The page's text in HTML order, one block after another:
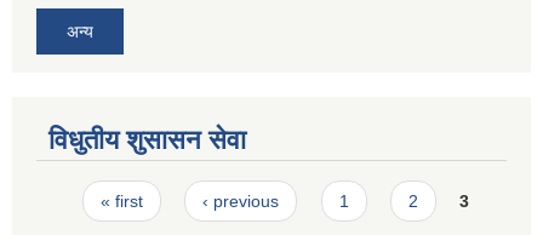
अन्य
विधुतीय शुसासन सेवा
Pages
« first ‹ previous 1 2 3